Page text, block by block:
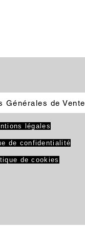
Générales de Vente
légales
de confidentialité
de cookies